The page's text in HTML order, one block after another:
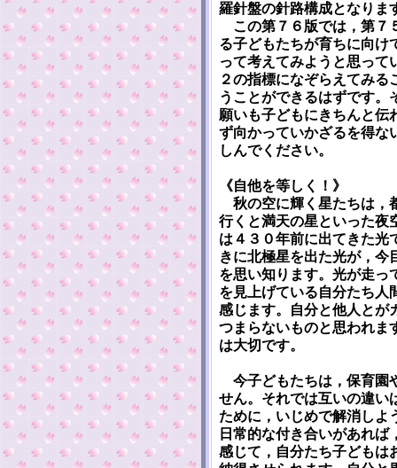
羅針盤の針路構成となりま
この第７６版では，第７
る子どもたちが育ちに向け
って考えてみようと思って
２の指標になぞらえてみ
うことができるはずです。
願いも子どもにきちんと伝
ず向かっていかざるを得な
しんでください。
《自他を等しく！》
秋の空に輝く星たちは，
行くと満天の星といった夜
は４３０年前に出てきた光
きに北極星を出た光が，今
を思い知ります。光が走っ
を見上げている自分たち人
感じます。自分と他人とが
つまらないものと思われま
は大切です。
今子どもたちは，保育園
せん。それでは互いの違い
ために，いじめで解消しよ
日常的な付き合いがあれ
感じて，自分たち子どもは